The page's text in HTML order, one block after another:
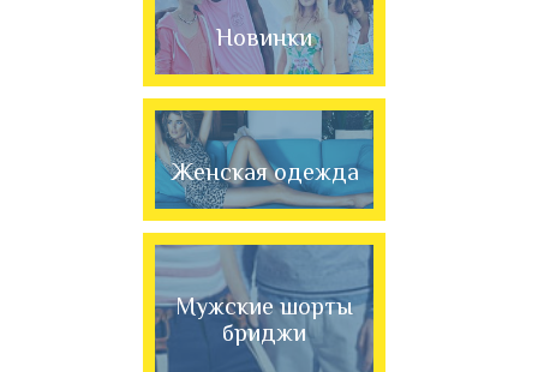
Новинки
Женская одежда
Мужские шорты
бриджи